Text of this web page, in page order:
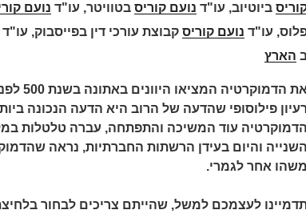
ביוטיוב, עו"ד נועם קוריס בטוויטר, עו"ד נועם
עו"ד נועם קוריס קבוצת עורכי דין בפייסבוק,
הארץ
את
רעיון פילוסופי שהדעה של הרוב היא הדעה הנכונה
הדמוקרטיה עוד המשיכה והתפתחה, עברה טלטלות
השנייה והיום בעידן הרשתות החברתיות, נראה
משהו אחר לגמרי.
לעצמכם למשל, שהייתם צריכים לבחור